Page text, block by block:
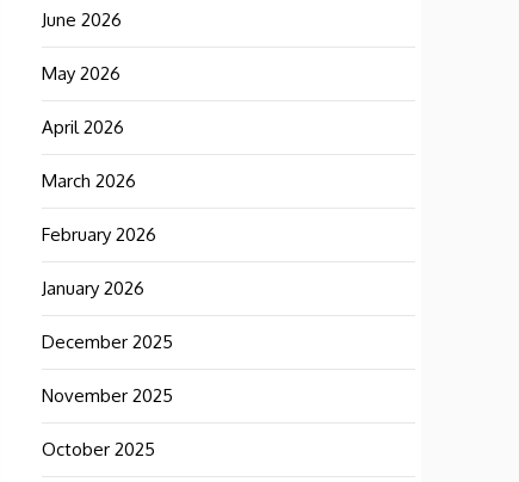
June 2026
May 2026
April 2026
March 2026
February 2026
January 2026
December 2025
November 2025
October 2025